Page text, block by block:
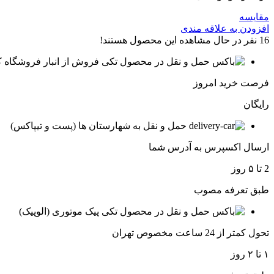
مقایسه
افزودن به علاقه مندی
16 نفر در حال مشاهده این محصول هستند!
فروش از انبار فروشگاه
فرصت خرید امروز
رایگان
حمل و نقل به شهارستان ها (پست و تیپاکس)
ارسال اکسپرس به آدرس شما
2 تا ۵ روز
طبق تعرفه مصوب
پیک موتوری (الوپیک)
تحول کمتر از 24 ساعت مخصوص تهران
۱ تا ۲ روز